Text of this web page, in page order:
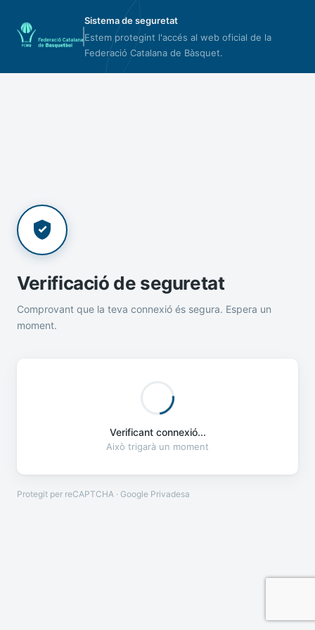
Sistema de seguretat
Estem protegint l'accés al web oficial de la
Federació Catalana de Bàsquet.
Verificació de seguretat
Comprovant que la teva connexió és segura. Espera un
moment.
Verificant connexió...
Això trigarà un moment
Protegit per reCAPTCHA · Google Privadesa